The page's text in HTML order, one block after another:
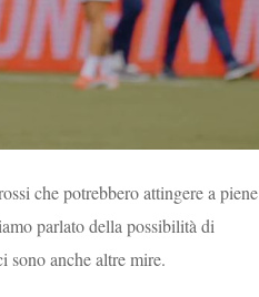
che potrebbero attingere a piene
parlato della possibilità di
sono anche altre mire.